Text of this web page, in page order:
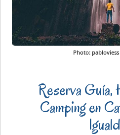
Photo: pabloviess
Reserva Guía,
Camping en